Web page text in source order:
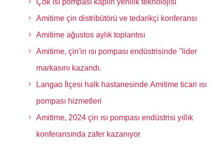
Çok ısı pompası kaplin yenilik teknolojisi
Amitime çin distribütörü ve tedarikçi konferansı
Amitime ağustos aylık toplantısı
Amitime, çin'in ısı pompası endüstrisinde ''lider
markasını kazandı.
Langao İlçesi halk hastanesinde Amitime ticari ısı
pompası hizmetleri
Amitime, 2024 çin ısı pompası endüstrisi yıllık
konferansında zafer kazanıyor